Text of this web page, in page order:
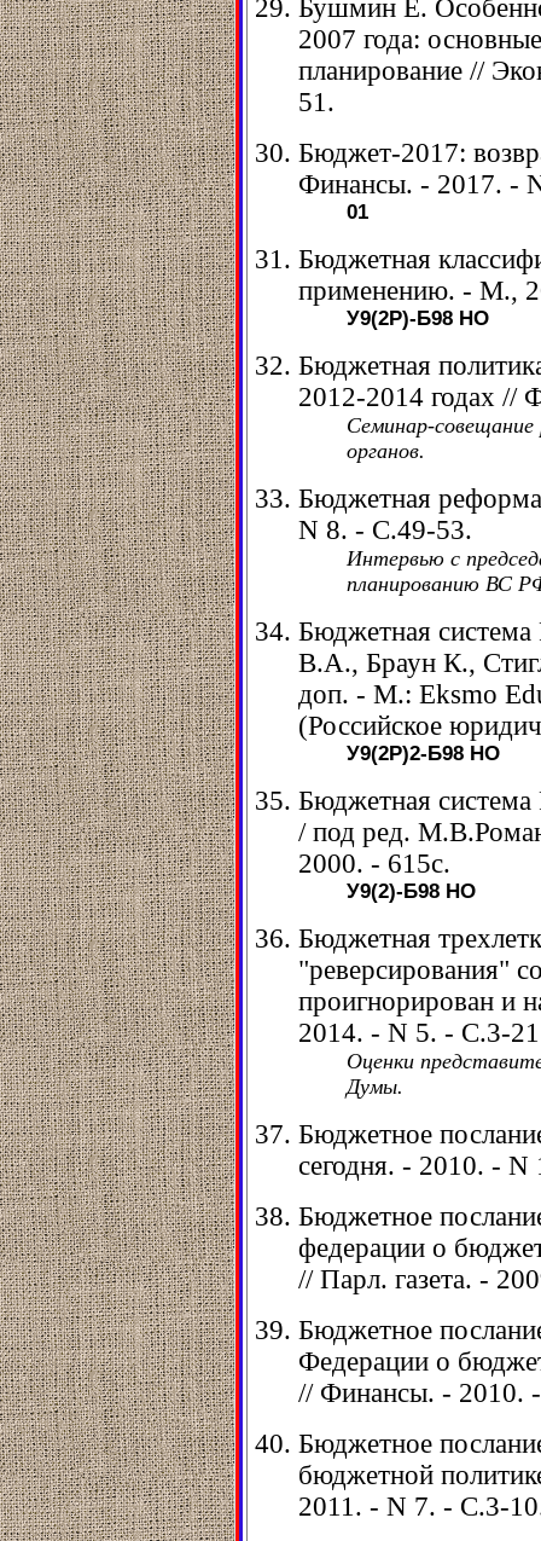
Бушмин Е.
2007 года:
планирование //
51.
Бюджет-2017:
Финансы. - 2017. -
01
Бюджетная
применению. - М.,
У9(2Р)-Б98 НО
Бюджетная
2012-2014 годах //
Семинар-совещание
органов.
Бюджетная
N 8. - С.49-53.
Интервью с
планированию ВС
Бюджетная
В.А., Браун К.,
доп. - М.: Eksmo
(Российское
У9(2Р)2-Б98 НО
Бюджетная
/ под ред.
2000. - 615с.
У9(2)-Б98 НО
Бюджетная
"реверсирования"
проигнорирован и
2014. - N 5. - С.3-
Оценки
Думы.
Бюджетное
сегодня. - 2010. -
Бюджетное
федерации о
// Парл. газета. -
Бюджетное
Федерации о
// Финансы. - 2010.
Бюджетное
бюджетной
2011. - N 7. - С.3-